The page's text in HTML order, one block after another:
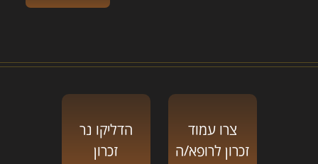
צרו עמוד
זכרון לרופא/ה
הדליקו נר
זכרון